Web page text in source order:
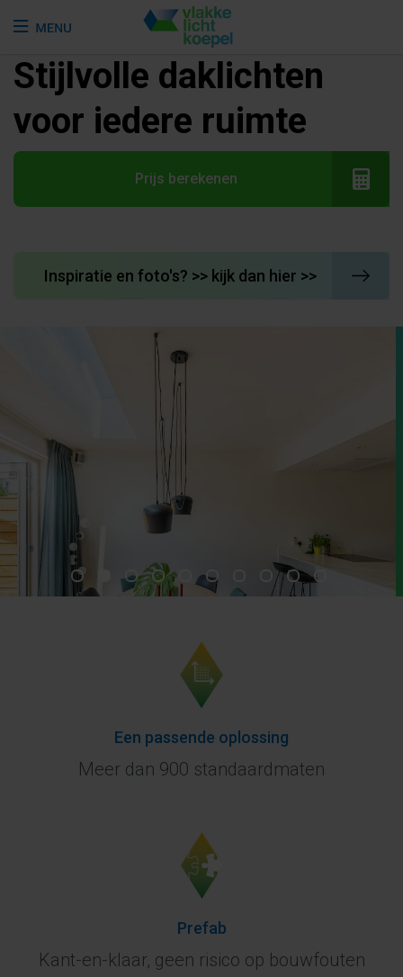
Stijlvolle daklichten
voor iedere ruimte
Prijs berekenen
Inspiratie en foto's? >> kijk dan hier >>
Een passende oplossing
Meer dan 900 standaardmaten
Prefab
Kant-en-klaar, geen risico op bouwfouten